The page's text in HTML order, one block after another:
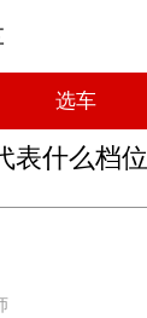
选车
表什么档位